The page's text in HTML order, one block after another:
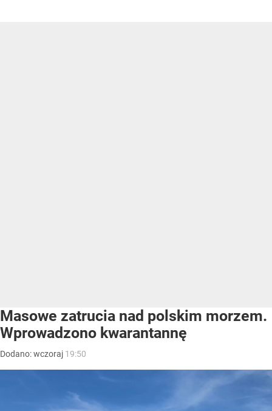
Masowe zatrucia nad polskim morzem.
Wprowadzono kwarantannę
Dodano:wczoraj 19:50